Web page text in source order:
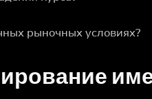
рыночных условиях?